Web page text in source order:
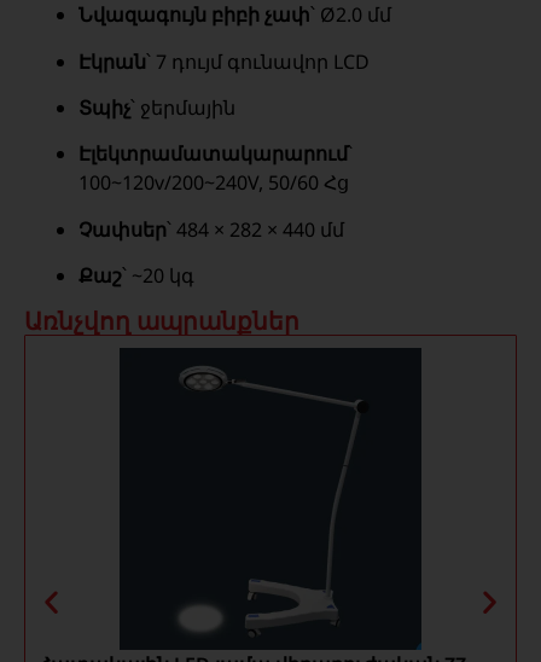
Նվազագույն բիբի չափ՝ Ø2.0 մմ
Էկրան՝ 7 դույմ գունավոր LCD
Տպիչ՝ ջերմային
Էլեկտրամատակարարում՝
100~120v/200~240V, 50/60 Հց
Չափսեր՝ 484 × 282 × 440 մմ
Քաշ՝ ~20 կգ
Առնչվող ապրանքներ